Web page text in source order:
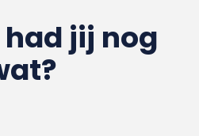
had jij nog